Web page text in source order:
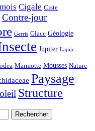
Cigale Ciste
Contre-jour
Gerris Glace Géologie
Jupiter Lapin
Marmotte Mousses Nature
Paysage
Structure